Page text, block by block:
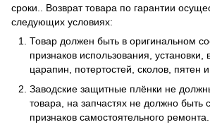
сроки.. Возврат товара по гарантии
следующих условиях:
Товар должен быть в оригинальном
признаков использования, установки,
царапин, потертостей, сколов, пятен и
Заводские защитные плёнки не
товара, на запчастях не должно быть
признаков самостоятельного ремонта.